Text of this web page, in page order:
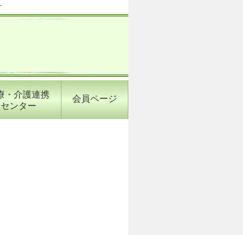
・介護連携
ンター
会員ページ